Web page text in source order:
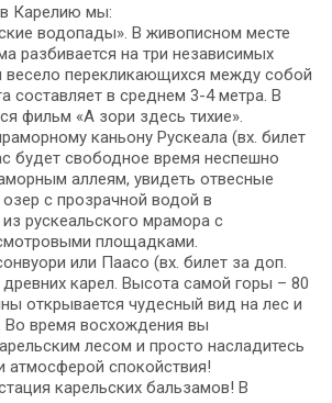
Карелию мы:
водопады». В живописном месте
разбивается на три независимых
перекликающихся между собой
составляет в среднем 3-4 метра. В
фильм «А зори здесь тихие».
каньону Рускеала (вх. билет
будет свободное время неспешно
аллеям, увидеть отвесные
с прозрачной водой в
рускеальского мрамора с
площадками.
или Паасо (вх. билет за доп.
карел. Высота самой горы – 80
открывается чудесный вид на лес и
Во время восхождения вы
лесом и просто насладитесь
атмосферой спокойствия!
карельских бальзамов! В